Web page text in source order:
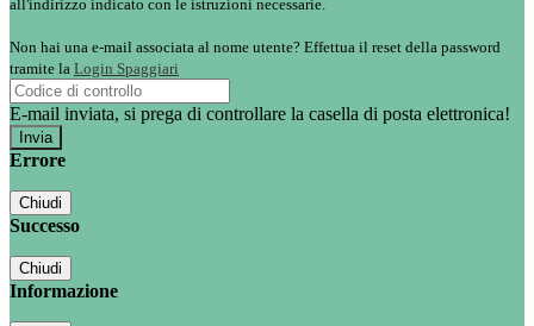
all'indirizzo indicato con le istruzioni necessarie.
Non hai una e-mail associata al nome utente? Effettua il reset della password
tramite la Login Spaggiari
E-mail inviata, si prega di controllare la casella di posta elettronica!
Errore
Chiudi
Successo
Chiudi
Informazione